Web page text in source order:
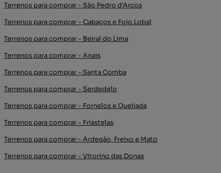
Terrenos para comprar - São Pedro d'Arcos
Terrenos para comprar - Cabaços e Fojo Lobal
Terrenos para comprar - Beiral do Lima
Terrenos para comprar - Anais
Terrenos para comprar - Santa Comba
Terrenos para comprar - Serdedelo
Terrenos para comprar - Fornelos e Queijada
Terrenos para comprar - Friastelas
Terrenos para comprar - Ardegão, Freixo e Mato
Terrenos para comprar - Vitorino das Donas